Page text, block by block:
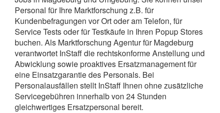
Personal für Ihre Marktforschung z.B. für
Kundenbefragungen vor Ort oder am Telefon, für
Service Tests oder für Testkäufe in Ihren Popup Stores
buchen. Als Marktforschung Agentur für Magdeburg
verantwortet InStaffdie rechtskonforme Anstellung und
Abwicklung sowie proaktives Ersatzmanagement für
eine Einsatzgarantie des Personals. Bei
Personalausfällen stellt InStaff Ihnen ohne zusätzliche
Servicegebühren innerhalb von 24 Stunden
gleichwertiges Ersatzpersonal bereit.